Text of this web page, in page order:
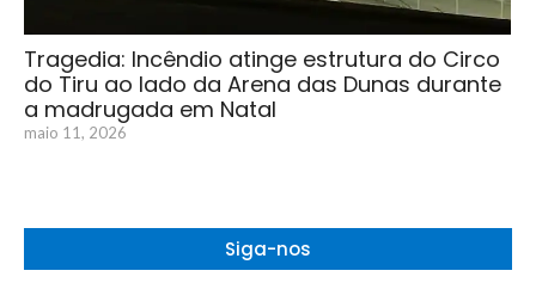
Tragedia: Incêndio atinge estrutura do Circo
do Tiru ao lado da Arena das Dunas durante
a madrugada em Natal
maio 11, 2026
Siga-nos